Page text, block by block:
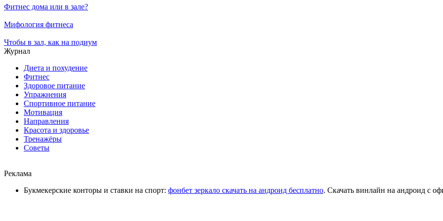
Фитнес дома или в зале?
Мифология фитнеса
Чтобы в зал, как на подиум
Журнал
Диета и похудение
Фитнес
Здоровое питание
Упражнения
Спортивное питание
Мотивация
Направления
Красота и здоровье
Тренажёры
Советы
Реклама
Букмекерские конторы и ставки на спорт: фонбет зеркало скачать на андроид бесплатно. Скачать винлайн на андроид с